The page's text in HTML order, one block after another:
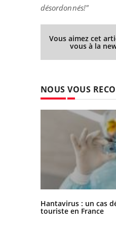
désordonnés!"
Vous aimez cet
vous à la
NOUS VOUS
Hantavirus : un cas
touriste en France